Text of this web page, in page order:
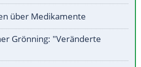
über Medikamente
Grönning: "Veränderte